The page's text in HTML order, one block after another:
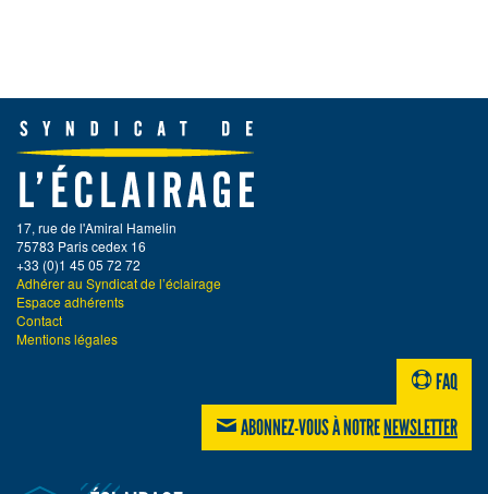
17, rue de l'Amiral Hamelin
75783 Paris cedex 16
+33 (0)1 45 05 72 72
Adhérer au Syndicat de l’éclairage
Espace adhérents
Contact
Mentions légales
FAQ
ABONNEZ-VOUS À NOTRENEWSLETTER